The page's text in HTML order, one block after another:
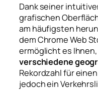
Dank seiner
grafischen
am häufigsten
dem Chrome Web
ermöglicht es
verschiedene
Rekordzahl für
jedoch ein